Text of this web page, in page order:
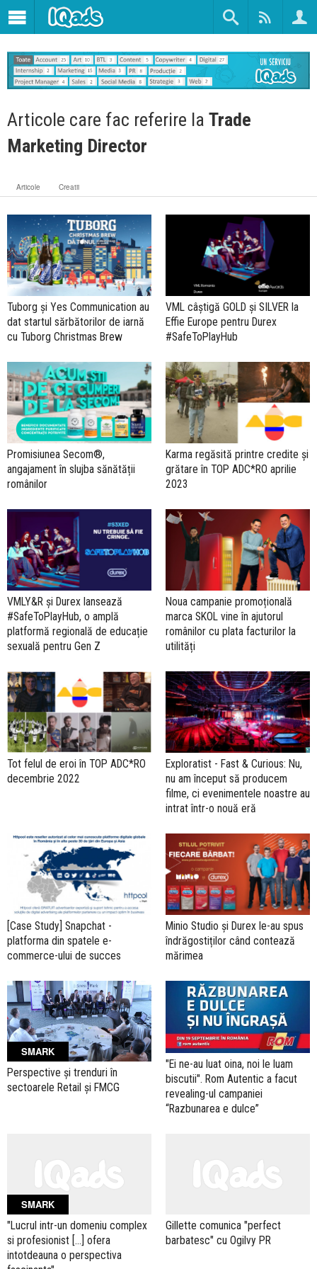
Articole care fac referire la Trade
Marketing Director
Articole Creatii
Tuborg și Yes Communication au
dat startul sărbătorilor de iarnă
cu Tuborg Christmas Brew
VML câștigă GOLD și SILVER la
Effie Europe pentru Durex
#SafeToPlayHub
Promisiunea Secom®,
angajament în slujba sănătății
românilor
Karma regăsită printre credite și
grătare în TOP ADC*RO aprilie
2023
VMLY&R și Durex lansează
#SafeToPlayHub, o amplă
platformă regională de educație
sexuală pentru Gen Z
Noua campanie promoțională
marca SKOL vine în ajutorul
românilor cu plata facturilor la
utilități
Tot felul de eroi în TOP ADC*RO
decembrie 2022
Exploratist - Fast & Curious: Nu,
nu am început să producem
filme, ci evenimentele noastre au
intrat într-o nouă eră
[Case Study] Snapchat -
platforma din spatele e-
commerce-ului de succes
Minio Studio și Durex le-au spus
îndrăgostiților când contează
mărimea
SMARK
Perspective și trenduri în
sectoarele Retail și FMCG
"Ei ne-au luat oina, noi le luam
biscutii". Rom Autentic a facut
revealing-ul campaniei
“Razbunarea e dulce”
SMARK
"Lucrul intr-un domeniu complex
si profesionist [...] ofera
intotdeauna o perspectiva
Gillette comunica "perfect
barbatesc" cu Ogilvy PR